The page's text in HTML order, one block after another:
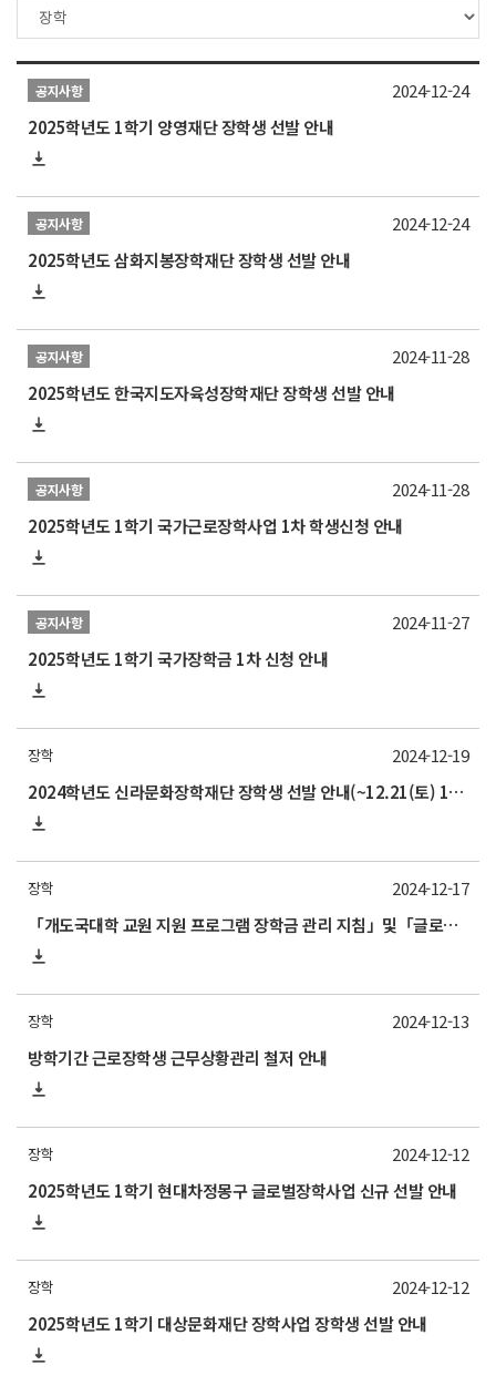
공지사항
2025학년도 1학기 양영재단 장학생 선발 안내
2024-12-24
공지사항
2025학년도 삼화지봉장학재단 장학생 선발 안내
2024-12-24
공지사항
2025학년도 한국지도자육성장학재단 장학생 선발 안내
2024-11-28
공지사항
2025학년도 1학기 국가근로장학사업 1차 학생신청 안내
2024-11-28
공지사항
2025학년도 1학기 국가장학금 1차 신청 안내
2024-11-27
장학
2024학년도 신라문화장학재단 장학생 선발 안내(~12.21(토) 17:00)
2024-12-19
장학
「개도국대학 교원 지원 프로그램 장학금 관리 지침」및「글로벌 초우수 인재 육성사업 장학금 관리 지침」개정 안내
2024-12-17
장학
방학기간 근로장학생 근무상황관리 철저 안내
2024-12-13
장학
2025학년도 1학기 현대차정몽구 글로벌장학사업 신규 선발 안내
2024-12-12
장학
2025학년도 1학기 대상문화재단 장학사업 장학생 선발 안내
2024-12-12